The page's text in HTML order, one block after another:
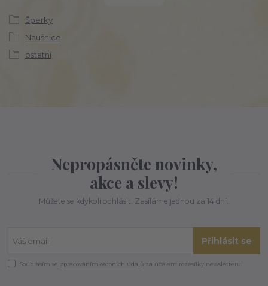
Šperky
Naušnice
ostatní
Nepropásněte novinky,
akce a slevy!
Můžete se kdykoli odhlásit. Zasíláme jednou za 14 dní.
Přihlásit se
Souhlasím se zpracováním osobních údajů za účelem rozesílky newsletteru.